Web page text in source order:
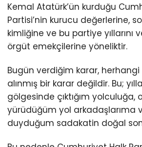
Kemal Atatürk’ün kurduğu
Partisi’nin kurucu değerlerine,
kimliğine ve bu partiye yıllarını
örgüt emekçilerine yöneliktir.
Bugün verdiğim karar, herhangi
alınmış bir karar değildir. Bu;
gölgesinde çıktığım yolculuğa,
yürüdüğüm yol arkadaşlarıma
duyduğum sadakatin doğal